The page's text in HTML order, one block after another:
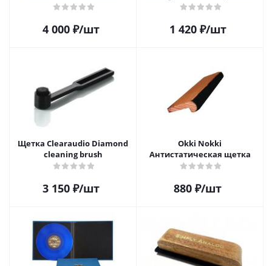
DELUXE
4 000₽/шт
Velvet Brush, AR-7152, White
1 420₽/шт
Щетка Clearaudio Diamond
cleaning brush
3 150₽/шт
Okki Nokki
Антистатическая щетка
880 ₽/шт